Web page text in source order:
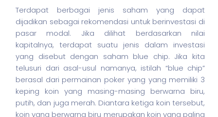
Terdapat berbagai jenis saham yang dapat
dijadikan sebagai rekomendasi untuk berinvestasi di
pasar modal. Jika dilihat berdasarkan nilai
kapitalnya, terdapat suatu jenis dalam investasi
yang disebut dengan saham blue chip. Jika kita
telusuri dari asal-usul namanya, istilah “blue chip”
berasal dari permainan poker yang yang memiliki 3
keping koin yang masing-masing berwarna biru,
putih, dan juga merah. Diantara ketiga koin tersebut,
koin yang berwarna biru merupakan koin yang paling